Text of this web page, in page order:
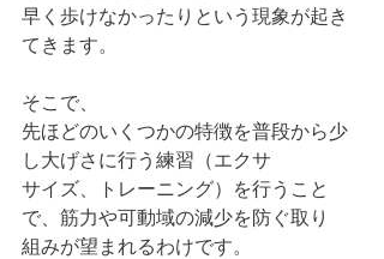
早く歩けなかったりという現象が起き
てきます。
そこで、
先ほどのいくつかの特徴を普段から少
し大げさに行う練習（エクサ
サイズ、トレーニング）を行うこと
で、筋力や可動域の減少を防ぐ取り
組みが望まれるわけです。